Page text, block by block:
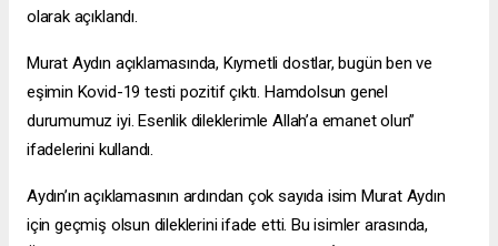
olarak açıklandı.
Murat Aydın açıklamasında, Kıymetli dostlar, bugün ben ve
eşimin Kovid-19 testi pozitif çıktı. Hamdolsun genel
durumumuz iyi. Esenlik dileklerimle Allah’a emanet olun”
ifadelerini kullandı.
Aydın’ın açıklamasının ardından çok sayıda isim Murat Aydın
için geçmiş olsun dileklerini ifade etti. Bu isimler arasında,